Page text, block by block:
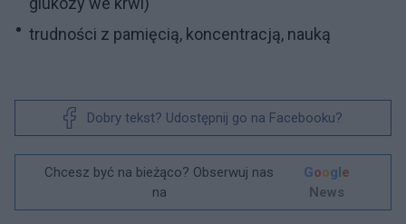
trudności z pamięcią, koncentracją, nauką
Dobry tekst? Udostępnij go na Facebooku?
Chcesz być na bieżąco? Obserwuj nas
na
Google
News